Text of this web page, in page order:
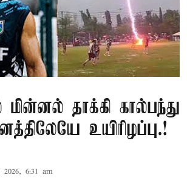
மின்னல் தாக்கி கால்பந்து
உயிரிழப்பு.!
6:31 am